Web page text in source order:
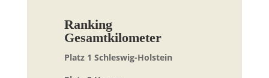
Ranking
Gesamtkilometer
Platz 1 Schleswig-Holstein